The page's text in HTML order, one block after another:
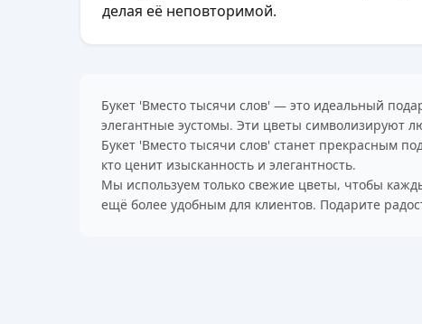
делая её неповторимой.
Букет 'Вместо тысячи слов' — это идеальный
элегантные эустомы. Эти цветы символизируют
Букет 'Вместо тысячи слов' станет прекрасным
кто ценит изысканность и элегантность.
Мы используем только свежие цветы, чтобы
ещё более удобным для клиентов. Подарите